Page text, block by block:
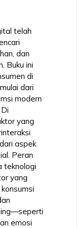
telah
dan
Buku ini
di
dari
modern
yang
aspek
Peran
teknologi
yang
emosi